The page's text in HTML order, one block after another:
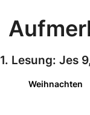
1. Lesung: Jes
Weihnachten